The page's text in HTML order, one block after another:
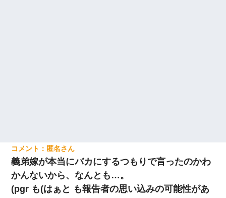
匿名
義弟嫁が本当にバカにするつもりで言ったのかわ
かんないから、なんとも…。
(pgr も(はぁと も報告者の思い込みの可能性があ